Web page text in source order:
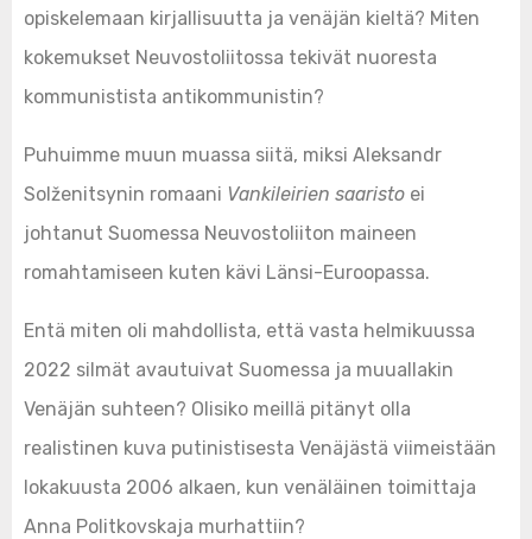
opiskelemaan kirjallisuutta ja venäjän kieltä? Miten
kokemukset Neuvostoliitossa tekivät nuoresta
kommunistista antikommunistin?
Puhuimme muun muassa siitä, miksi Aleksandr
Solženitsynin romaani Vankileirien saaristo ei
johtanut Suomessa Neuvostoliiton maineen
romahtamiseen kuten kävi Länsi-Euroopassa.
Entä miten oli mahdollista, että vasta helmikuussa
2022 silmät avautuivat Suomessa ja muuallakin
Venäjän suhteen? Olisiko meillä pitänyt olla
realistinen kuva putinistisesta Venäjästä viimeistään
lokakuusta 2006 alkaen, kun venäläinen toimittaja
Anna Politkovskaja murhattiin?